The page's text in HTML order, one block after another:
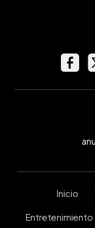
Inicio
Entretenimiento